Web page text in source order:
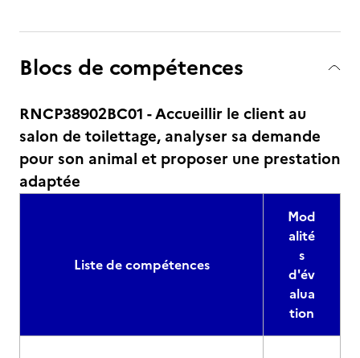
Blocs de compétences
RNCP38902BC01 - Accueillir le client au
salon de toilettage, analyser sa demande
pour son animal et proposer une prestation
adaptée
Liste de compétences
Mod
alité
s
d'év
alua
tion